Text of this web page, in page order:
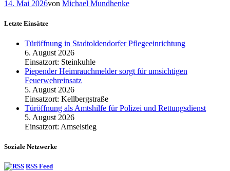
14. Mai 2026von Michael Mundhenke
Letzte Einsätze
Türöffnung in Stadtoldendorfer Pflegeeinrichtung
6. August 2026
Einsatzort: Steinkuhle
Piepender Heimrauchmelder sorgt für umsichtigen
Feuerwehreinsatz
5. August 2026
Einsatzort: Kellbergstraße
Türöffnung als Amtshilfe für Polizei und Rettungsdienst
5. August 2026
Einsatzort: Amselstieg
Soziale Netzwerke
RSS Feed